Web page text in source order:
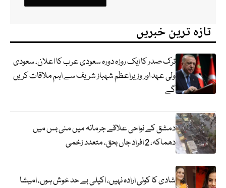
تازہ ترین خبریں
ترک صدر کا ایک روزہ دورہ سعودی عرب کا اعلان، سعودی
ولی عہد اور وزیراعظم شہباز شریف سے اہم ملاقات کریں
گے
دمشق کے نواحی علاقے جرمانہ میں منی بس میں
دھماکہ، 2 افراد جاں بحق، متعدد زخمی
شادی کا کوئی ارادہ نہیں، اکیلی بے حد خوش ہوں، امیشا